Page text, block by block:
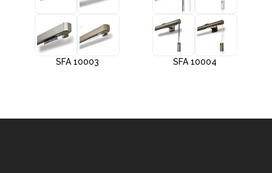
SFA 10003 SFA 10004